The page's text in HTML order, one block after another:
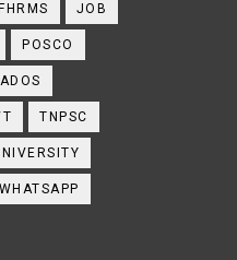
IFHRMS JOB
POSCO
TNPSC
WHATSAPP